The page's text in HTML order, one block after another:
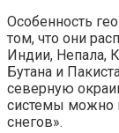
Особенность
том, что они
Индии, Непала,
Бутана и
северную
системы можно
снегов».